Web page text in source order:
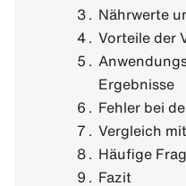
Nährwerte
Vorteile der
Ergebnisse
Fehler bei
Vergleich
Häufige
Fazit